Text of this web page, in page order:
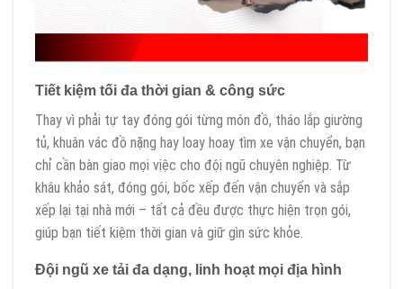
Tiết kiệm tối đa thời gian & công sức
Thay vì phải tự tay đóng gói từng món đồ, tháo lắp giường
tủ, khuân vác đồ nặng hay loay hoay tìm xe vận chuyển, bạn
chỉ cần bàn giao mọi việc cho đội ngũ chuyên nghiệp. Từ
khâu khảo sát, đóng gói, bốc xếp đến vận chuyển và sắp
xếp lại tại nhà mới – tất cả đều được thực hiện trọn gói,
giúp bạn tiết kiệm thời gian và giữ gìn sức khỏe.
Đội ngũ xe tải đa dạng, linh hoạt mọi địa hình